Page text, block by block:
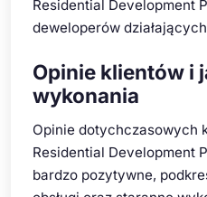
Residential Development
deweloperów
Opinie klientów i
wykonania
Opinie dotychczasowych
Residential Development
bardzo pozytywne,